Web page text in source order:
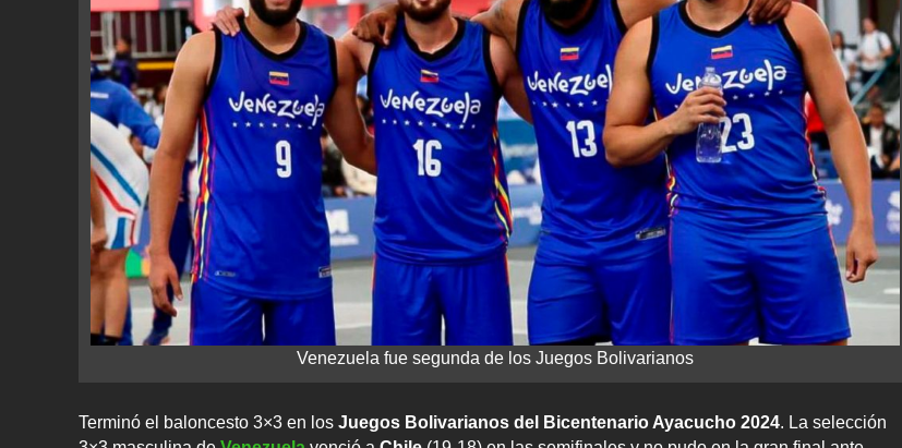
Venezuela fue segunda de los Juegos Bolivarianos
Terminó el baloncesto 3×3 en los Juegos Bolivarianos del Bicentenario Ayacucho 2024. La selección